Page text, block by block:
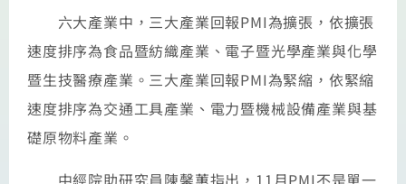
六大產業中，三大產業回報PMI為擴張，依擴張
速度排序為食品暨紡織產業、電子暨光學產業與化學
暨生技醫療產業。三大產業回報PMI為緊縮，依緊縮
速度排序為交通工具產業、電力暨機械設備產業與基
礎原物料產業。
中經院助研究員陳馨蕙指出，11月PMI不是單一